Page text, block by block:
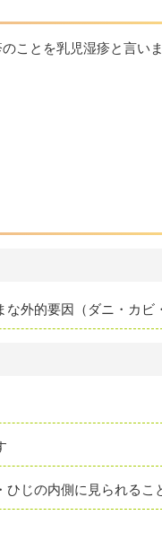
ことを乳児湿疹と言
外的要因（ダニ・カビ
じの内側に見られるこ